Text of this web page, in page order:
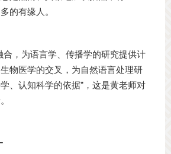
的有缘人。
合，为语言学、传播学的研究提供计
物医学的交叉，为自然语言处理研
、认知科学的依据”，这是黄老师对